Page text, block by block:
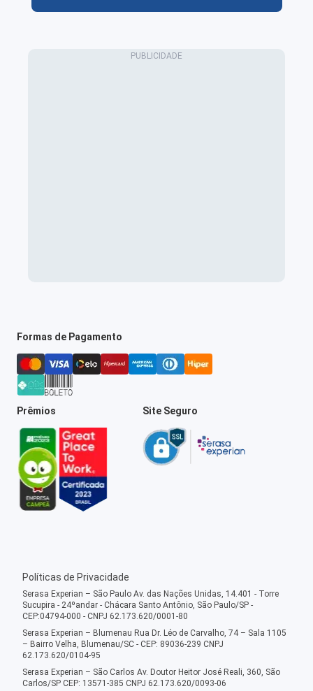
Formas de Pagamento
Prêmios Site Seguro
Políticas de Privacidade
Serasa Experian – São Paulo Av. das Nações Unidas, 14.401 - Torre
Sucupira - 24ºandar - Chácara Santo Antônio, São Paulo/SP -
CEP:04794-000 - CNPJ 62.173.620/0001-80
Serasa Experian – Blumenau Rua Dr. Léo de Carvalho, 74 – Sala 1105
– Bairro Velha, Blumenau/SC - CEP: 89036-239 CNPJ
62.173.620/0104-95
Serasa Experian – São Carlos Av. Doutor Heitor José Reali, 360, São
Carlos/SP CEP: 13571-385 CNPJ 62.173.620/0093-06